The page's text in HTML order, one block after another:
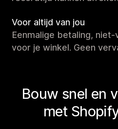
Voor altijd van jou
Eenmalige betaling,
voor je winkel. Geen
Bouw snel en
met